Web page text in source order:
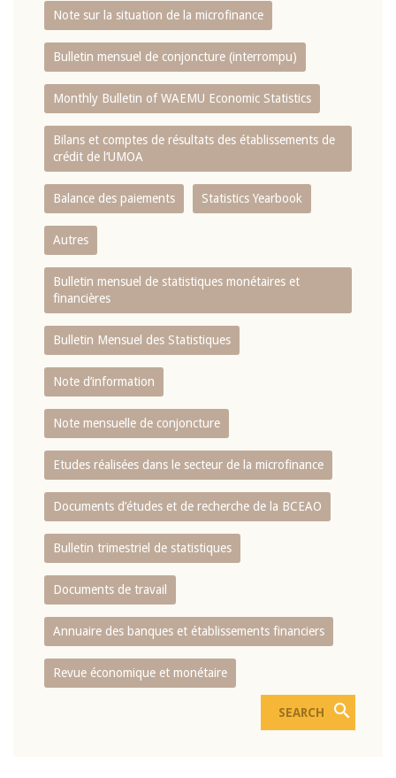
Note sur la situation de la microfinance
Bulletin mensuel de conjoncture (interrompu)
Monthly Bulletin of WAEMU Economic Statistics
Bilans et comptes de résultats des établissements de
crédit de l‘UMOA
Balance des paiements Statistics Yearbook
Autres
Bulletin mensuel de statistiques monétaires et
financières
Bulletin Mensuel des Statistiques
Note d’information
Note mensuelle de conjoncture
Etudes réalisées dans le secteur de la microfinance
Documents d’études et de recherche de la BCEAO
Bulletin trimestriel de statistiques
Documents de travail
Annuaire des banques et établissements financiers
Revue économique et monétaire